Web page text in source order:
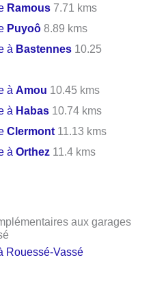
Ramous 7.71 kms
Puyoô 8.89 kms
à Bastennes 10.25
àAmou 10.45 kms
à Habas 10.74 kms
Clermont 11.13 kms
àOrthez 11.4 kms
aux garages
Rouessé-Vassé